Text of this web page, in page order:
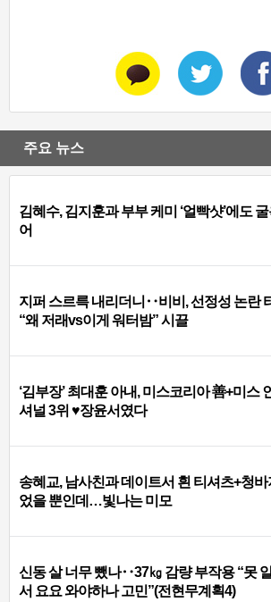
주요 뉴스
김혜수, 김지훈과 부부 케미 ‘얼빡샷’에도
어
지퍼 스르륵 내리더니‥비비, 선정성 논란
“왜 저래vs이게 워터밤” 시끌
‘김부장’ 최대훈 아내, 미스코리아 善+미스
셔널 3위 ♥장윤서였다
송혜교, 남사친과 데이트서 흰 티셔츠+청바
었을 뿐인데…빛나는 미모
신동 살 너무 뺐나‥37㎏ 감량 부작용 “못
서 요요 와야하나 고민”(전현무계획4)